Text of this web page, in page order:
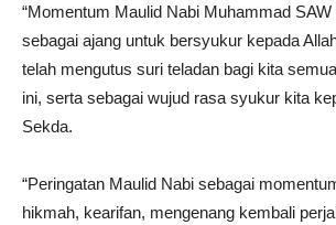
“Momentum Maulid Nabi Muhammad SAW
sebagai ajang untuk bersyukur kepada
telah mengutus suri teladan bagi kita
ini, serta sebagai wujud rasa syukur kita
Sekda.
“Peringatan Maulid Nabi sebagai
hikmah, kearifan, mengenang kembali